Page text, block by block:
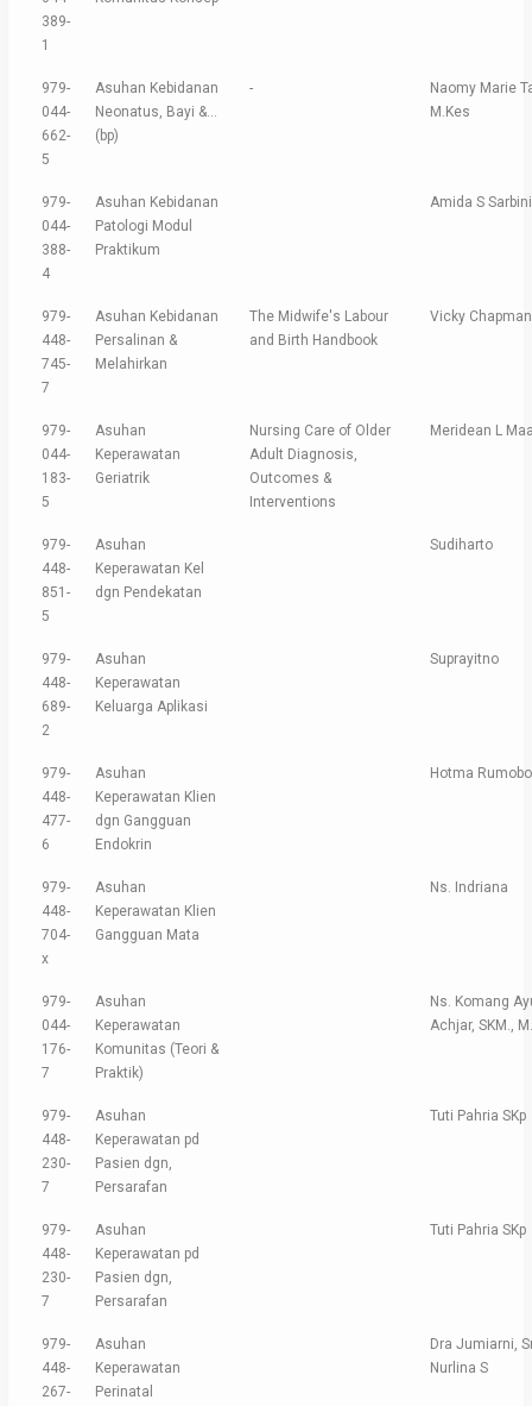
389-
1
979-
044-
662-
5
Asuhan Kebidanan
Neonatus, Bayi &...
(bp)
-
Naomy Marie
M.Kes
979-
044-
388-
4
Asuhan Kebidanan
Patologi Modul
Praktikum
Amida S Sarbini
979-
448-
745-
7
Asuhan Kebidanan
Persalinan &
Melahirkan
The Midwife's Labour
and Birth Handbook
Vicky Chapman
979-
044-
183-
5
Asuhan
Keperawatan
Geriatrik
Nursing Care of Older
Adult Diagnosis,
Outcomes &
Interventions
Meridean L
979-
448-
851-
5
Asuhan
Keperawatan Kel
dgn Pendekatan
Sudiharto
979-
448-
689-
2
Asuhan
Keperawatan
Keluarga Aplikasi
Suprayitno
979-
448-
477-
6
Asuhan
Keperawatan Klien
dgn Gangguan
Endokrin
Hotma
979-
448-
704-
x
Asuhan
Keperawatan Klien
Gangguan Mata
Ns. Indriana
979-
044-
176-
7
Asuhan
Keperawatan
Komunitas (Teori &
Praktik)
Ns. Komang
Achjar, SKM.,
979-
448-
230-
7
Asuhan
Keperawatan pd
Pasien dgn,
Persarafan
Tuti Pahria SKp
979-
448-
230-
7
Asuhan
Keperawatan pd
Pasien dgn,
Persarafan
Tuti Pahria SKp
979-
448-
267-
Asuhan
Keperawatan
Perinatal
Dra Jumiarni,
Nurlina S